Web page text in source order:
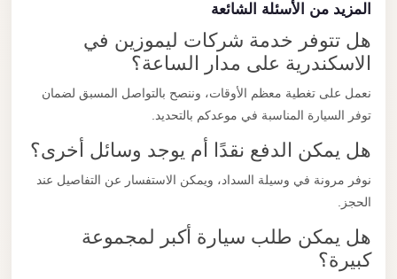
المزيد من الأسئلة الشائعة
هل تتوفر خدمة شركات ليموزين في
الاسكندرية على مدار الساعة؟
نعمل على تغطية معظم الأوقات، وننصح بالتواصل المسبق لضمان
توفر السيارة المناسبة في موعدكم بالتحديد.
هل يمكن الدفع نقدًا أم يوجد وسائل أخرى؟
نوفر مرونة في وسيلة السداد، ويمكن الاستفسار عن التفاصيل عند
الحجز.
هل يمكن طلب سيارة أكبر لمجموعة
كبيرة؟